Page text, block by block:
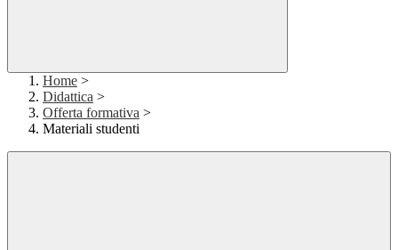
Home >
Didattica >
Offerta formativa >
Materiali studenti